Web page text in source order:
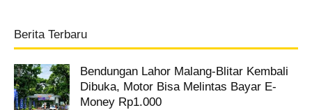
Berita Terbaru
Bendungan Lahor Malang-Blitar Kembali
Dibuka, Motor Bisa Melintas Bayar E-
Money Rp1.000